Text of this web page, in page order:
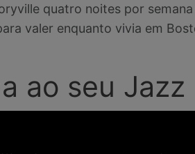
quatro noites por
valer enquanto vivia em
ao seu Jazz
em 1959, tocando em
turnês no Japão em 1961 e